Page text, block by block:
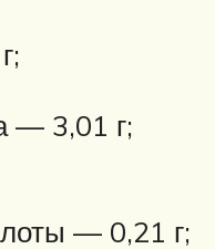
— 3,01 г;
— 0,21 г;